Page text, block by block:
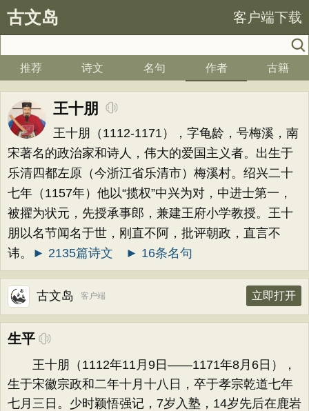
古文岛 客户端下载
推荐 诗文 名句 作者 古籍
王十朋
王十朋（1112-1171），字龟龄，号梅溪，南
宋著名的政治家和诗人，伟大的爱国主义者。出生于
乐清四都左原（今浙江省乐清市）梅溪村。绍兴二十
七年（1157年）他以“揽权”中兴为对，中进士第一，
被擢为状元，先授承事郎，兼建王府小学教授。王十
朋以名节闻名于世，刚直不阿，批评朝政，直言不
讳。
► 2135篇诗文 ► 16条名句
古文岛 客户端 立即打开
生平
王十朋（1112年11月9日——1171年8月6日），
生于宋徽宗政和二年十月十八日，卒于孝宗乾道七年
七月三日。少时颖悟强记，7岁入塾，14岁先后在鹿岩